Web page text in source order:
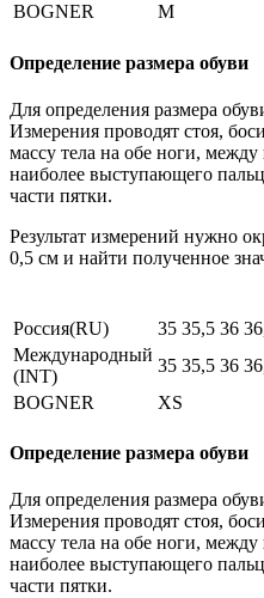
BOGNER
M
Определение размера обуви
Для определения размера
Измерения проводят стоя,
массу тела на обе ноги,
наиболее выступающего
части пятки.
Результат измерений нужно
0,5 см и найти полученное
Россия(RU) 35 35,5 36
Международный
(INT)
35 35,5 36
BOGNER
XS
Определение размера обуви
Для определения размера
Измерения проводят стоя,
массу тела на обе ноги,
наиболее выступающего
части пятки.